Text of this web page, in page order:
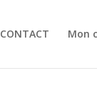
CONTACT Mon